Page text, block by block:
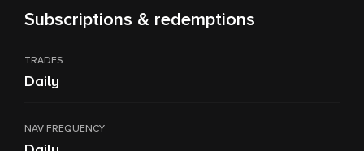
Subscriptions & redemptions
TRADES
Daily
NAV FREQUENCY